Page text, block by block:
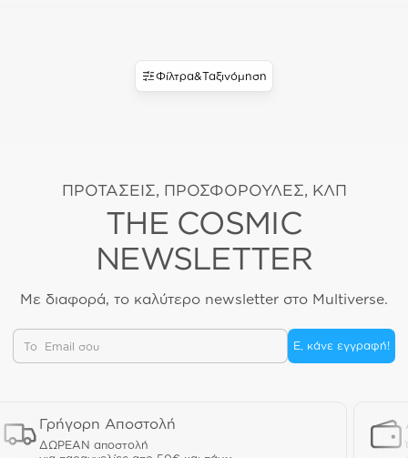
Φίλτρα&Ταξινόμηση
ΠΡΟΤΑΣΕΙΣ, ΠΡΟΣΦΟΡΟΥΛΕΣ, ΚΛΠ
THE COSMIC
NEWSLETTER
Με διαφορά, το καλύτερο newsletter στο Multiverse.
Ε, κάνε εγγραφή!
Γρήγορη Αποστολή
ΔΩΡΕΑΝ αποστολή